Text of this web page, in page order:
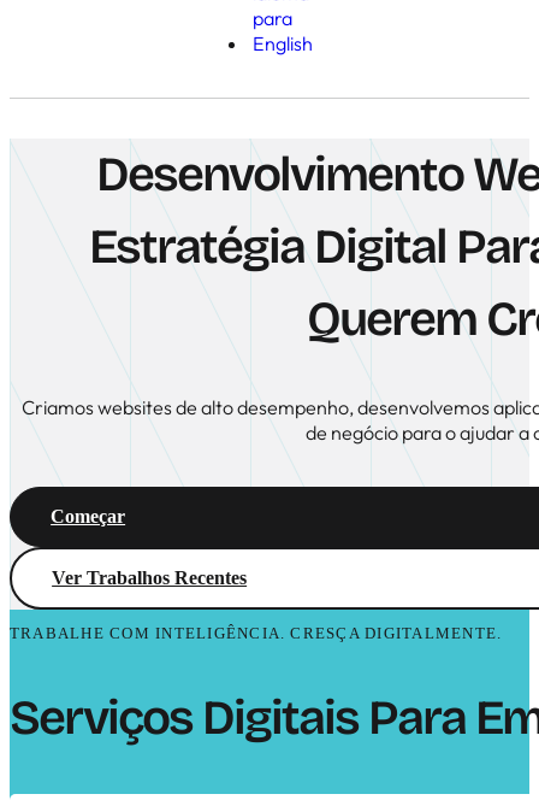
Desenvolvimento
Estratégia Digital
Querem
Criamos websites de alto desempenho, desenvolvemos
de negócio para o ajudar
Começar
Ver Trabalhos Recentes
TRABALHE COM INTELIGÊNCIA. CRESÇA DIGITALMENTE.
Serviços Digitais Para